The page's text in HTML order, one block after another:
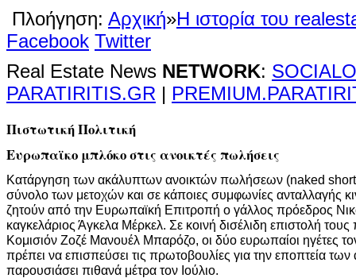
Πλοήγηση: Αρχική»Η ιστορία του
Facebook Twitter
Real Estate News NETWORK:
PARATIRITIS.GR |
Πιστωτική Πολιτική
Ευρωπαϊκο μπλόκο στις ανοικτές πωλήσεις
Κατάργηση των ακάλυπτων ανοικτών πωλήσεων (naked
σύνολο των μετοχών και σε κάποιες συμφωνίες ανταλλαγής
ζητούν από την Ευρωπαϊκή Επιτροπή ο γάλλος πρόεδρος
καγκελάριος Άγκελα Μέρκελ. Σε κοινή δισέλιδη επιστολή
Κομισιόν Ζοζέ Μανουέλ Μπαρόζο, οι δύο ευρωπαίοι ηγέτες
πρέπει να επισπεύσει τις πρωτοβουλίες για την εποπτεία
παρουσιάσει πιθανά μέτρα τον Ιούλιο.